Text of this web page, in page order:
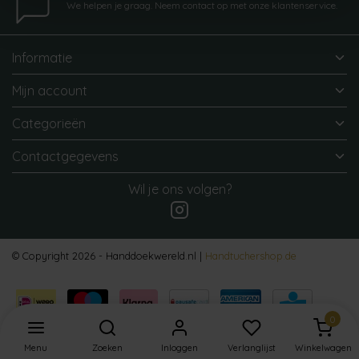
We helpen je graag. Neem contact op met onze klantenservice.
Informatie
Mijn account
Categorieën
Contactgegevens
Wil je ons volgen?
© Copyright 2026 - Handdoekwereld.nl | Handtuchershop.de
Menu Zoeken Inloggen Verlanglijst
0
Winkelwagen